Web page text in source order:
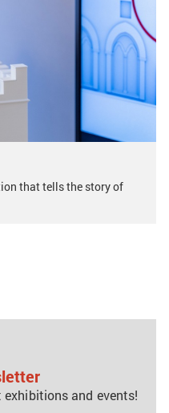
that tells the story of
and events!